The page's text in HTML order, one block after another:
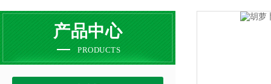
产品中心
PRODUCTS